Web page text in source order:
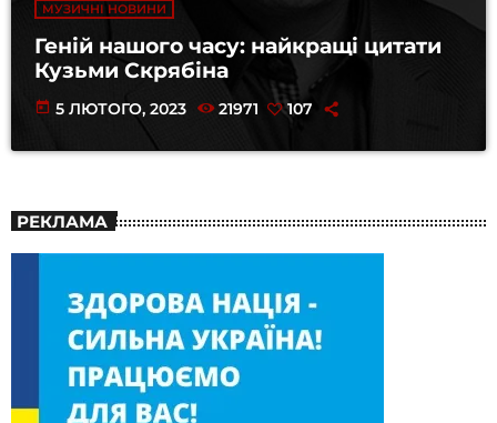
МУЗИЧНІ НОВИНИ
Геній нашого часу: найкращі цитати
Кузьми Скрябіна
today 5 ЛЮТОГО, 2023 21971 107
РЕКЛАМА